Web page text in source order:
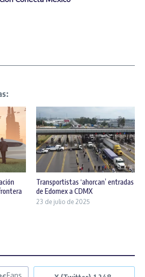
Transportistas ‘ahorcan’ entradas
de Edomex a CDMX
23 de julio de 2025